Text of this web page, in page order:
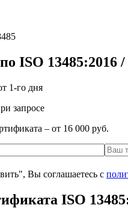
ISO 13485:2016
1-го дня
запросе
– от 16 000 руб.
Вы соглашаетесь с
ISO